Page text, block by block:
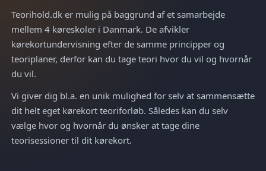
Teorihold.dk er mulig på baggrund af et samarbejde
mellem 4 køreskoler i Danmark. De afvikler
kørekortundervisning efter de samme principper og
teoriplaner, derfor kan du tage teori hvor du vil og hvornår
du vil.
Vi giver dig bl.a. en unik mulighed for selv at sammensætte
dit helt eget kørekort teoriforløb. Således kan du selv
vælge hvor og hvornår du ønsker at tage dine
teorisessioner til dit kørekort.